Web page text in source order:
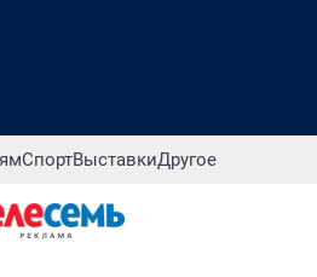
СпортВыставкиДругое